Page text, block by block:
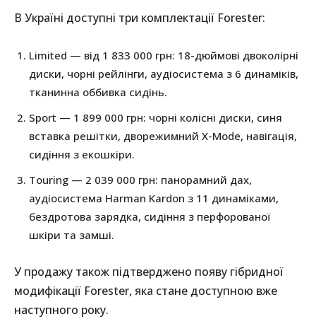
В Україні доступні три комплектації Forester:
Limited — від 1 833 000 грн: 18-дюймові двоколірні
диски, чорні рейлінги, аудіосистема з 6 динаміків,
тканинна оббивка сидінь.
Sport — 1 899 000 грн: чорні колісні диски, синя
вставка решітки, дворежимний X-Mode, навігація,
сидіння з екошкіри.
Touring — 2 039 000 грн: панорамний дах,
аудіосистема Harman Kardon з 11 динаміками,
бездротова зарядка, сидіння з перфорованої
шкіри та замші.
У продажу також підтверджено появу гібридної
модифікації Forester, яка стане доступною вже
наступного року.